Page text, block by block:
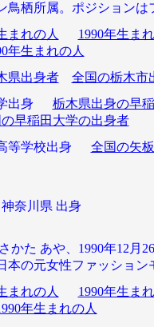
鳥栖所属。ポジションは
まれの人
1990年生ま
年生まれの人
県出身者
全国の栃木市
出身 栃木県出身の早
早稲田大学の出身者
等学校出身 全国の矢
奈川県 出身
かた あや、1990年12月
本の元女性ファッション
まれの人
1990年生ま
年生まれの人